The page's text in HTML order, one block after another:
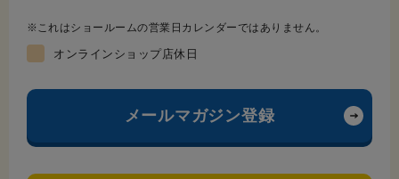
これはショールームの営業日カレンダーではありません。
オンラインショップ店休日
メールマガジン登録